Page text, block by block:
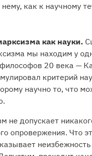
нему, как к научному
как науки.
мы находим у
20 века —
критерий
научно то, что
не допускает
опровержения. Что